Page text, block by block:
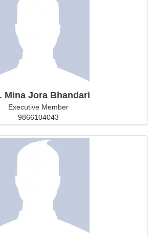
Mina Jora Bhandari
Executive Member
9866104043